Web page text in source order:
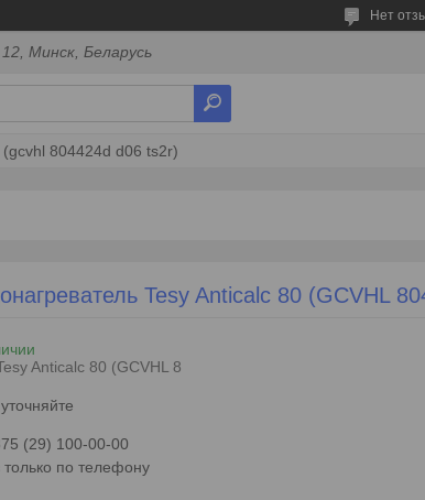
Нет
Минск, Беларусь
804424d d06 ts2r)
Tesy Anticalc 80 (GCVHL
Anticalc 80 (GCVHL 8
(29) 100-00-00
только по телефону